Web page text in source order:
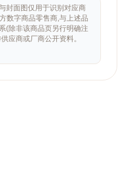
封面图仅用于识别对应商
数字商品零售商,与上述品
(除非该商品页另行明确注
应商或厂商公开资料。